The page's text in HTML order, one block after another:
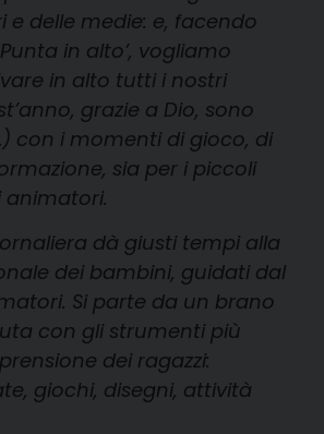
e delle medie: e, facendo
in alto’, vogliamo
in alto tutti i nostri
grazie a Dio, sono
con i momenti di gioco, di
sia per i piccoli
animatori.
dà giusti tempi alla
dei bambini, guidati dal
Si parte da un brano
con gli strumenti più
dei ragazzi:
giochi, disegni, attività